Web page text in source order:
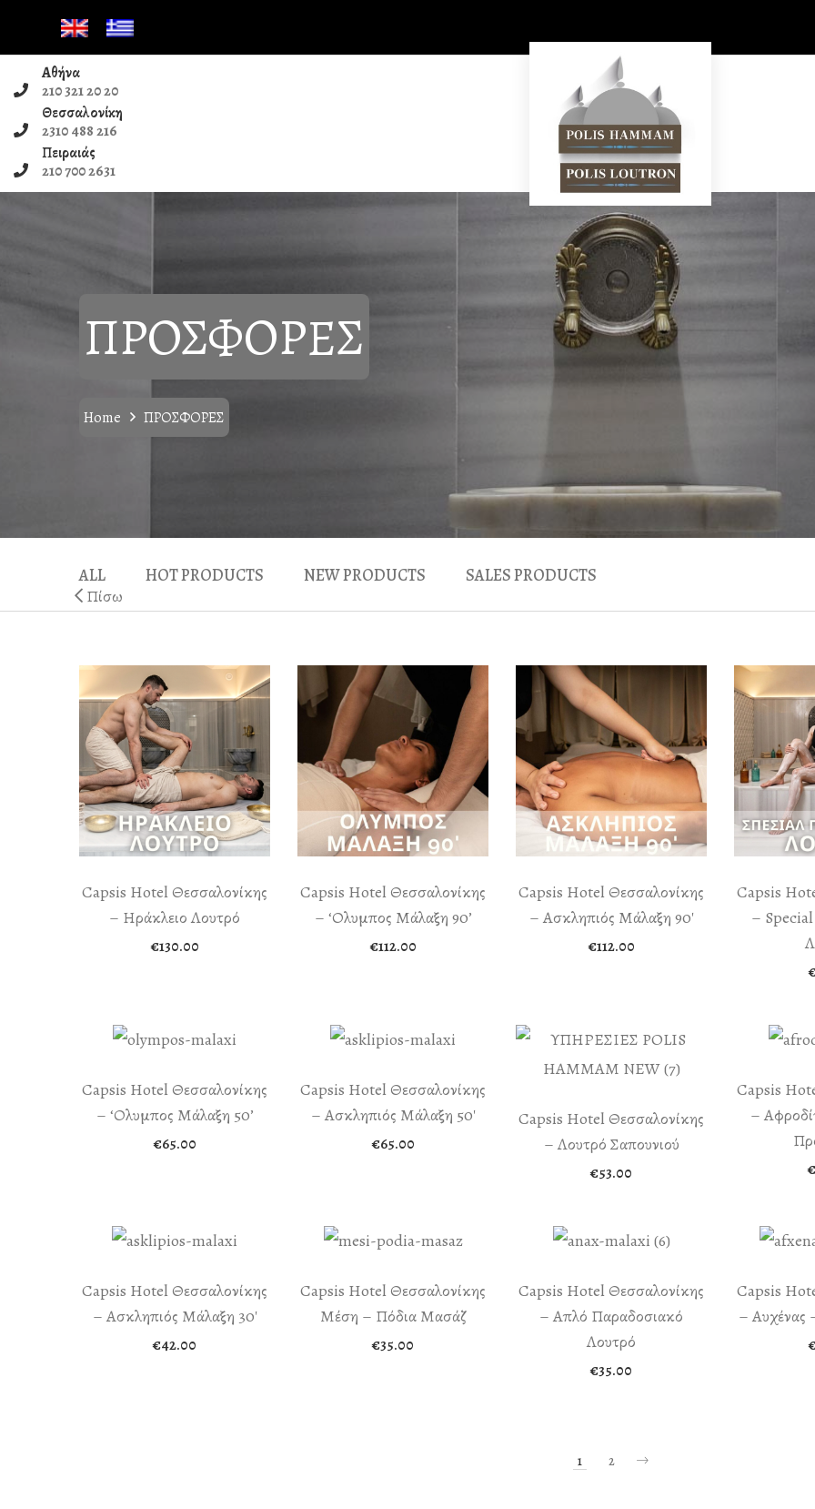
Αθήνα
210 321 20 20
Θεσσαλονίκη
2310 488 216
Πειραιάς
210 700 2631
ΥΠΗΡΕΣΙΕΣ ΠΡΟΪΟΝΤΑ
ΠΡΟΣΦΟΡΕΣ
Home ΠΡΟΣΦΟΡΕΣ
ALL HOT PRODUCTS NEW PRODUCTS SALES PRODUCTS
Πίσω
Capsis Hotel Θεσσαλονίκης
– Ηράκλειο Λουτρό
€130.00
Capsis Hotel Θεσσαλονίκης
– ‘Ολυμπος Μάλαξη 90’
€112.00
Capsis Hotel Θεσσαλονίκης
– Ασκληπιός Μάλαξη 90′
€112.00
Capsis
–
Capsis Hotel Θεσσαλονίκης
– ‘Ολυμπος Μάλαξη 50’
€65.00
Capsis Hotel Θεσσαλονίκης
– Ασκληπιός Μάλαξη 50′
€65.00
Capsis Hotel Θεσσαλονίκης
– Λουτρό Σαπουνιού
€53.00
Capsis
–
€
Capsis Hotel Θεσσαλονίκης
– Ασκληπιός Μάλαξη 30′
€42.00
Capsis Hotel Θεσσαλονίκης
Μέση – Πόδια Μασάζ
€35.00
Capsis Hotel Θεσσαλονίκης
– Απλό Παραδοσιακό
Λουτρό
€35.00
Capsis
–
1 2